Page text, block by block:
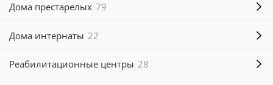
Дома престарелых 79
Дома интернаты 22
Реабилитационные центры 28